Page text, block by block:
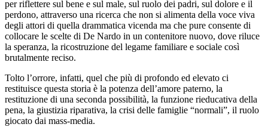
per riflettere sul bene e sul male, sul ruolo dei padri, sul dolore e il
perdono, attraverso una ricerca che non si alimenta della voce viva
degli attori di quella drammatica vicenda ma che pure consente di
collocare le scelte di De Nardo in un contenitore nuovo, dove riluce
la speranza, la ricostruzione del legame familiare e sociale così
brutalmente reciso.
Tolto l’orrore, infatti, quel che più di profondo ed elevato ci
restituisce questa storia è la potenza dell’amore paterno, la
restituzione di una seconda possibilità, la funzione rieducativa della
pena, la giustizia riparativa, la crisi delle famiglie “normali”, il ruolo
giocato dai mass-media.